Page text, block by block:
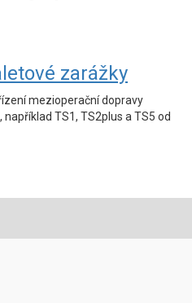
zarážky
mezioperační dopravy
TS1, TS2plus a TS5 od